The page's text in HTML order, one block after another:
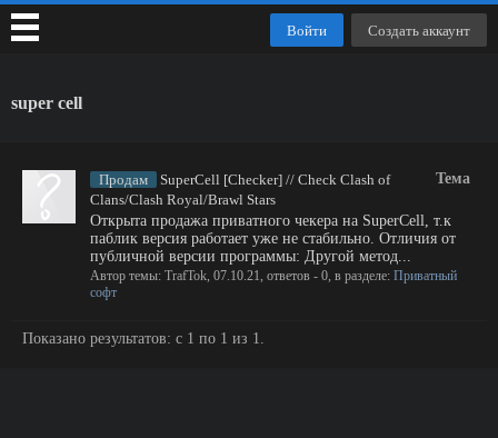
super cell
Тема
Продам
SuperCell [Checker] // Check Clash of
Clans/Clash Royal/Brawl Stars
Открыта продажа приватного чекера на SuperCell, т.к
паблик версия работает уже не стабильно. Отличия от
публичной версии программы: Другой метод...
Автор темы: TrafTok, 07.10.21, ответов - 0, в разделе: Приватный
софт
Показано результатов: с 1 по 1 из 1.
Войти Создать аккаунт